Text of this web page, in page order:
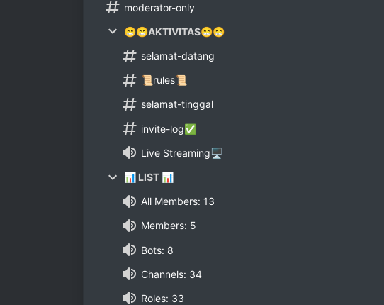
moderator-only
😁😁AKTIVITAS😁😁
selamat-datang
📜rules📜
selamat-tinggal
invite-log✅
Live Streaming🖥️
📊 LIST 📊
All Members: 13
Members: 5
Bots: 8
Channels: 34
Roles: 33